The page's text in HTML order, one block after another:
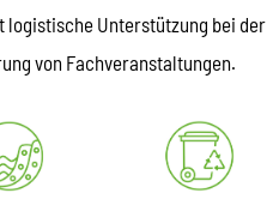
logistische Unterstützung bei der
von Fachveranstaltungen.